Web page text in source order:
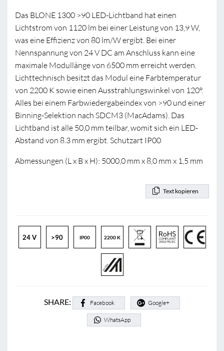
Das BLONE 1300 >90 LED-Lichtband hat einen
Lichtstrom von 1120 lm bei einer Leistung von 13,9 W,
was eine Effizienz von 80 lm/W ergibt. Bei einer
Nennspannung von 24 V DC am Anschluss kann eine
maximale Modullänge von 6500 mm erreicht werden.
Lichttechnisch besitzt das Modul eine Farbtemperatur
von 2200 K sowie einen Ausstrahlungswinkel von 120°.
Alles bei einem Farbwiedergabeindex von >90 und einer
Binning-Selektion nach SDCM3 (MacAdams). Das
Lichtband ist alle 50,0 mm teilbar, womit sich ein LED-
Abstand von 8.3 mm ergibt. Schutzart IP00
Abmessungen (L x B x H): 5000,0 mm x 8,0 mm x 1,5 mm
Text kopieren
24 V >90 IP00 2200 K
SHARE: Facebook Google+
WhatsApp